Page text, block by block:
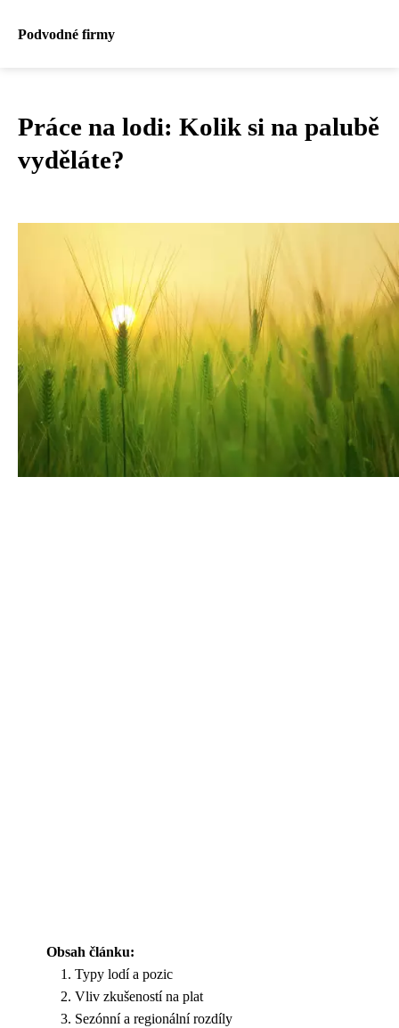
Podvodné firmy
Práce na lodi: Kolik si na palubě
vyděláte?
Obsah článku:
Typy lodí a pozic
Vliv zkušeností na plat
Sezónní a regionální rozdíly